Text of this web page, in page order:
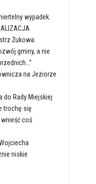
wypadek.
Żukowa:
gminy, a nie
na Jeziorze
do Rady Miejskiej
trochę się
coś
niskie